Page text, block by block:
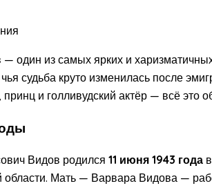
один из самых ярких и
судьба круто изменилась после
принц и голливудский актёр — всё это
Видов родился 11 июня 1943 года
области. Мать — Варвара Видова —